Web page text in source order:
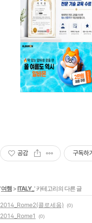
공감 구독하
'여행 >ITALY_ ' 카테고리의 다른 글
2014_Rome2(콜로세움) (0)
2014_Rome1 (0)